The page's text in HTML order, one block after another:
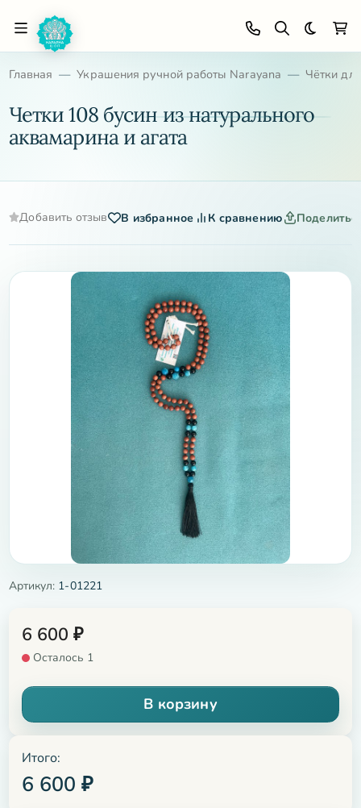
Темная
Главная Украшения ручной работы Narayana Чётки
Четки 108 бусин из натурального
аквамарина и агата
Добавить отзыв В избранное К сравнению
Артикул: 1-01221
6 600 ₽
Осталось 1
В корзину
Итого:
6 600 ₽